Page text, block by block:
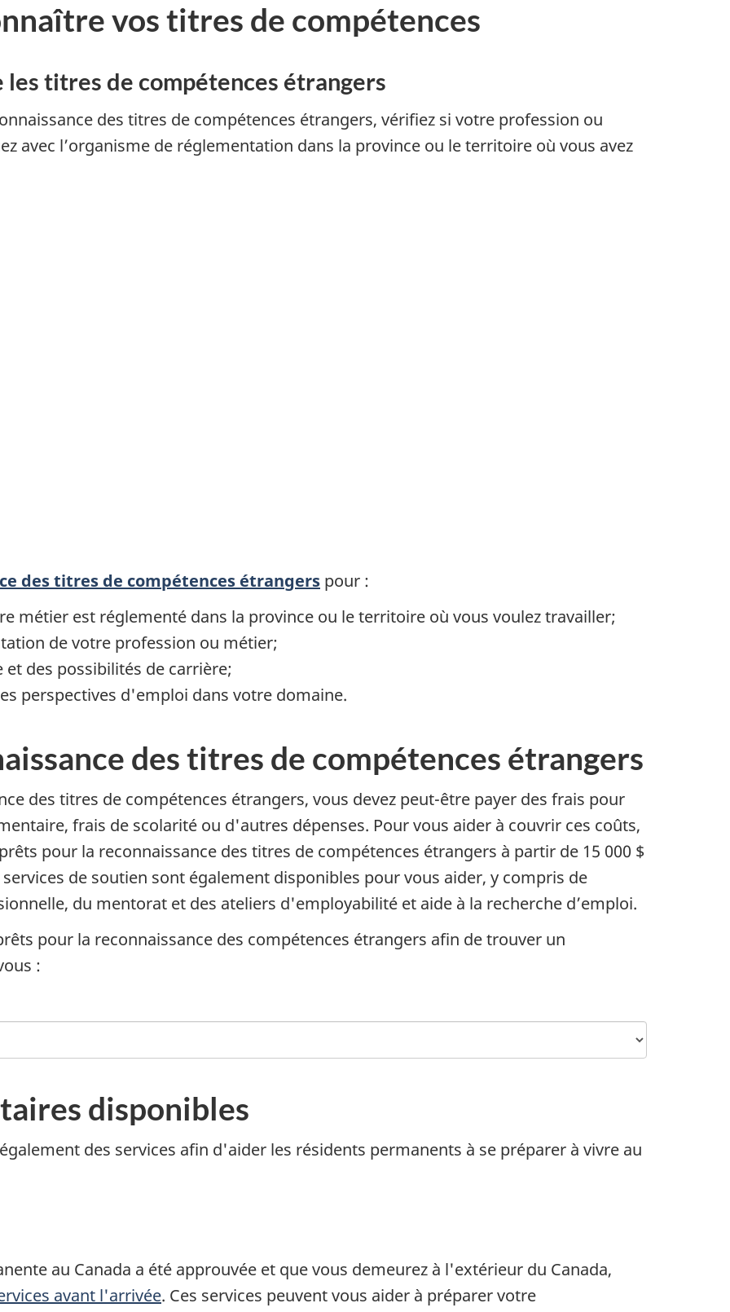
vos titres de compétences
titres de compétences étrangers
des titres de compétences étrangers, vérifiez si votre profession ou
avec l’organisme de réglementation dans la province ou le territoire où vous avez
des titres de compétences étrangers pour :
métier est réglementé dans la province ou le territoire où vous voulez travailler;
de votre profession ou métier;
des possibilités de carrière;
perspectives d'emploi dans votre domaine.
des titres de compétences étrangers
des titres de compétences étrangers, vous devez peut-être payer des frais pour
frais de scolarité ou d'autres dépenses. Pour vous aider à couvrir ces coûts,
pour la reconnaissance des titres de compétences étrangers à partir de 15 000 $
de soutien sont également disponibles pour vous aider, y compris de
du mentorat et des ateliers d'employabilité et aide à la recherche d’emploi.
pour la reconnaissance des compétences étrangers afin de trouver un
:
disponibles
des services afin d'aider les résidents permanents à se préparer à vivre au
au Canada a été approuvée et que vous demeurez à l'extérieur du Canada,
avant l'arrivée. Ces services peuvent vous aider à préparer votre